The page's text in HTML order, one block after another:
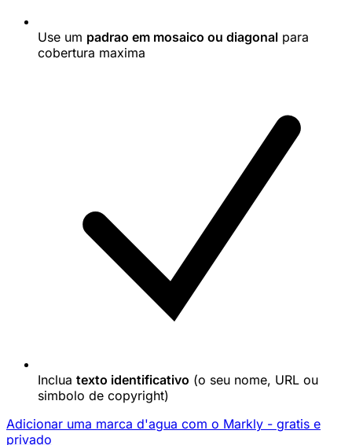
Use um padrao em mosaico ou diagonal para
cobertura maxima
Inclua texto identificativo (o seu nome, URL ou
simbolo de copyright)
Adicionar uma marca d'agua com o Markly - gratis e
privado